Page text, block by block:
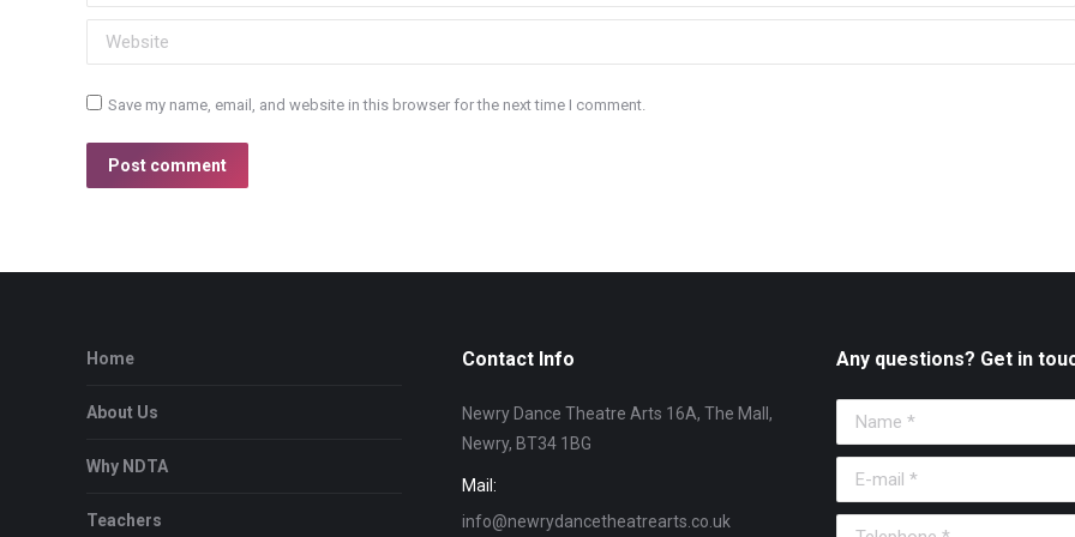
Website
Save my name, email, and website in this browser for the next time I comment.
Post comment
Home
About Us
Why NDTA
Teachers
Contact Info
Newry Dance Theatre Arts 16A, The Mall,
Newry, BT34 1BG
Mail:
info@newrydancetheatrearts.co.uk
Any questions? Get in
Name *
E-mail *
Telephone *